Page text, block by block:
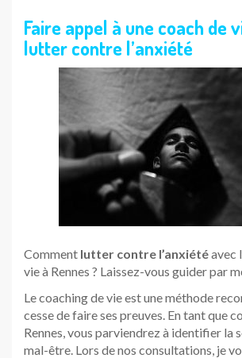
Faire appel à une coach de
lutter contre l’anxiété
Comment lutter contre l’anxiétéavec
vie à Rennes ? Laissez-vous guider par
Le coaching de vie est une méthode
cesse de faire ses preuves. En tant que
Rennes, vous parviendrez à identifier la
mal-être. Lors de nos consultations, je